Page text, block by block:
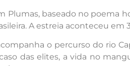
Plumas, baseado no poema
A estreia aconteceu em
o percurso do rio
das elites, a vida no